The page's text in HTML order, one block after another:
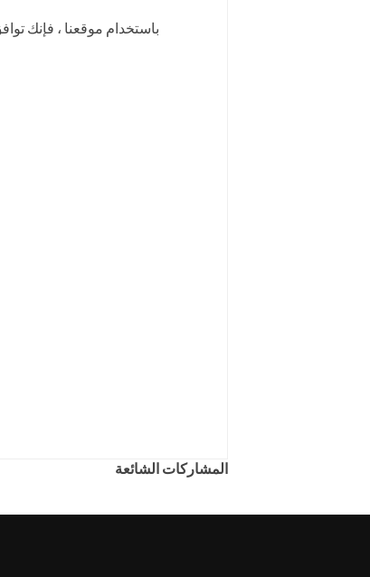
باستخدام موقعنا ، فإنك
المشاركات الشائعة